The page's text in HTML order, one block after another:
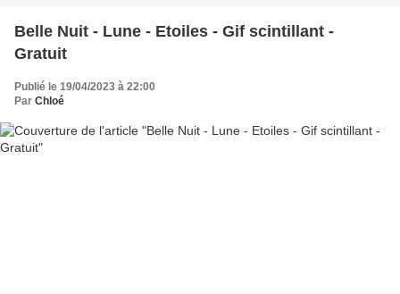
Belle Nuit - Lune - Etoiles - Gif scintillant -
Gratuit
Publié le 19/04/2023 à 22:00
Par Chloé